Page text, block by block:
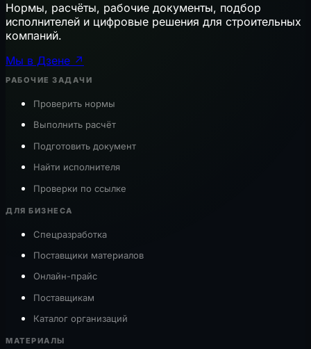
Нормы, расчёты, рабочие документы, подбор
исполнителей и цифровые решения для строительных
компаний.
Мы в Дзене ↗
РАБОЧИЕ ЗАДАЧИ
Проверить нормы
Выполнить расчёт
Подготовить документ
Найти исполнителя
Проверки по ссылке
ДЛЯ БИЗНЕСА
Спецразработка
Поставщики материалов
Онлайн-прайс
Поставщикам
Каталог организаций
МАТЕРИАЛЫ